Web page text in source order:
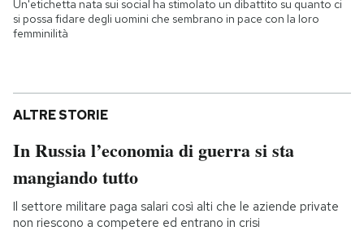
Un'etichetta nata sui social ha stimolato un dibattito su quanto ci
si possa fidare degli uomini che sembrano in pace con la loro
femminilità
ALTRE STORIE
In Russia l’economia di guerra si sta
mangiando tutto
Il settore militare paga salari così alti che le aziende private
non riescono a competere ed entrano in crisi